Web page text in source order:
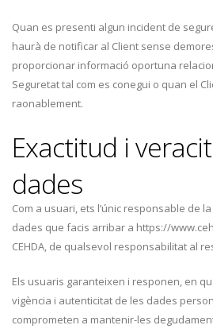
Quan es presenti algun incident de
haurà de notificar al Client sense
proporcionar informació oportuna
Seguretat tal com es conegui o quan el
raonablement.
Exactitud i
dades
Com a usuari, ets l’únic responsable de
dades que facis arribar a https://
CEHDA, de qualsevol responsabilitat al
Els usuaris garanteixen i responen, en
vigència i autenticitat de les dades
comprometen a mantenir-les